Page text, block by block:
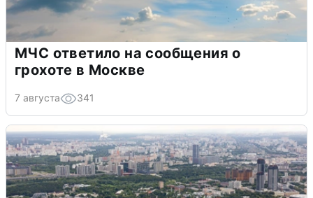
МЧС ответило на сообщения о
грохоте в Москве
7 августа 341